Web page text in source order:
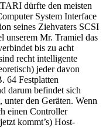
dürfte den meisten
System Interface
seines Ziehvaters SCSI
unserem Mr. Tramiel das
bis zu acht
recht intelligente
jeder davon
64 Festplatten
darum befindet sich
unter den Geräten. Wenn
einen Controller
kommt’s) Host-